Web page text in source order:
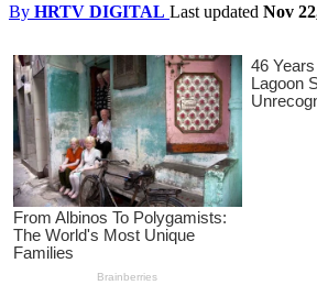
By HRTV DIGITAL Last updated Nov